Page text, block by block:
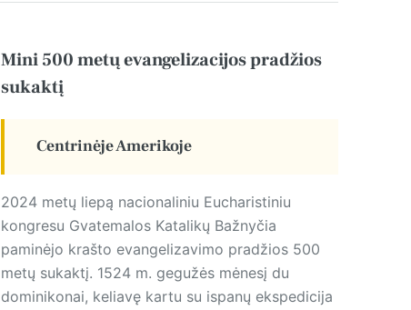
Mini 500 metų evangelizacijos pradžios
sukaktį
Centrinėje Amerikoje
2024 metų liepą nacionaliniu Eucharistiniu
kongresu Gvatemalos Katalikų Bažnyčia
paminėjo krašto evangelizavimo pradžios 500
metų sukaktį. 1524 m. gegužės mėnesį du
dominikonai, keliavę kartu su ispanų ekspedicija